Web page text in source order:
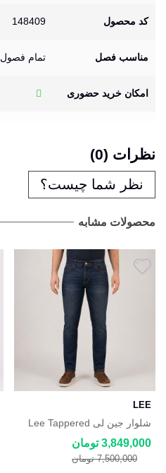
کد محصول 148409
مناسب فصل تمام فصول
امکان خرید حضوری
نظرات (0)
نظر شما چیست؟
محصولات مشابه
LEE
شلوار جین لی Lee Tappered
Leg
3,849,000 تومان
7,500,000 تومان